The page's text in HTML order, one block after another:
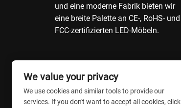
und eine moderne Fabrik bieten wir
eine breite Palette an CE-, RoHS- und
FCC-zertifizierten LED-Möbeln.
We value your privacy
We use cookies and similar tools to provide our
services. If you don't want to accept all cookies, click